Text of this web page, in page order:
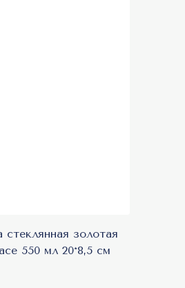
стеклянная золотая
550 мл 20*8,5 см